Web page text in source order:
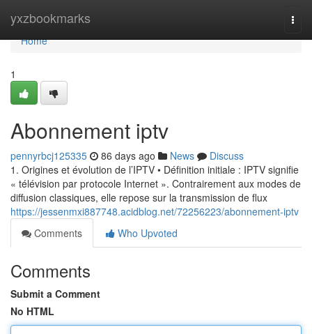
yxzbookmarks
Home
Home
1
Abonnement iptv
pennyrbcj125335 86 days ago News
Discuss
1. Origines et évolution de l’IPTV • Définition initiale : IPTV signifie
« télévision par protocole Internet ». Contrairement aux modes de
diffusion classiques, elle repose sur la transmission de flux
https://jessenmxi887748.acidblog.net/72256223/abonnement-iptv
Comments
Who Upvoted
Comments
Submit a Comment
No HTML